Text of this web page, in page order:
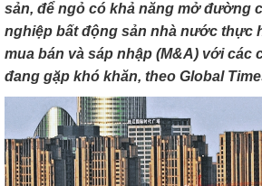
sản, để ngỏ có khả năng mở đường
nghiệp bất động sản nhà nước thực
mua bán và sáp nhập (M&A) với các
đang gặp khó khăn, theo Global